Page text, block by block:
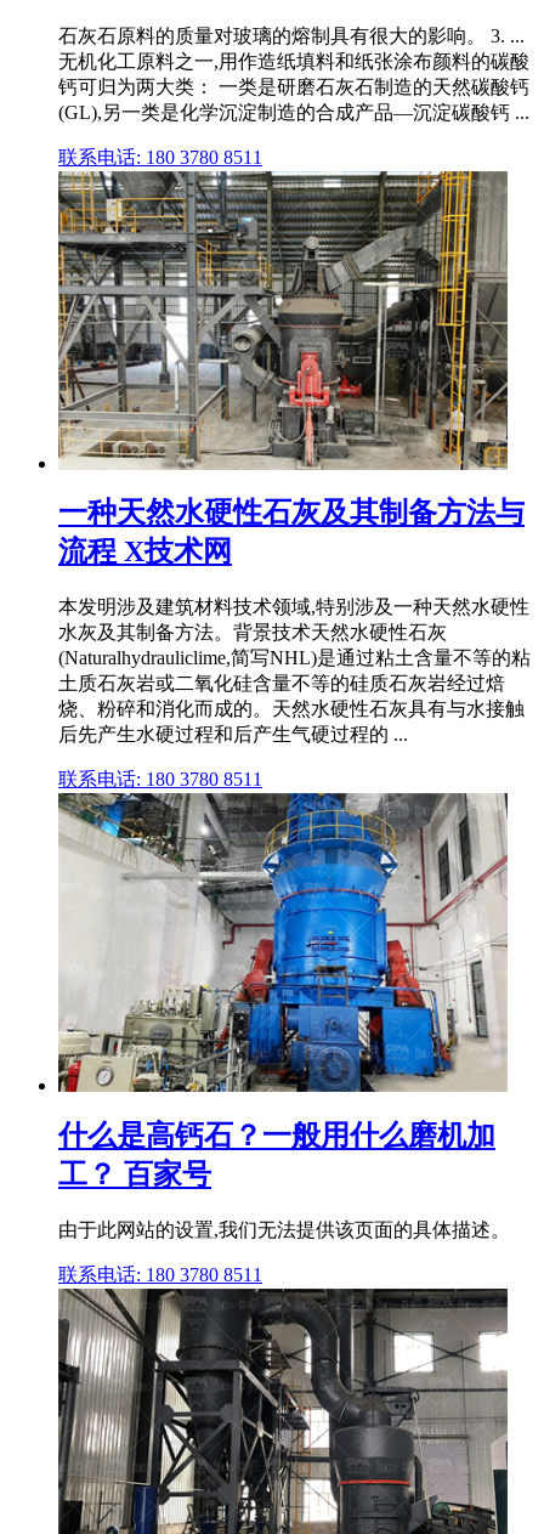
石灰石原料的质量对玻璃的熔制具有很大的影响。 3. ...
无机化工原料之一,用作造纸填料和纸张涂布颜料的碳酸
钙可归为两大类： 一类是研磨石灰石制造的天然碳酸钙
(GL),另一类是化学沉淀制造的合成产品—沉淀碳酸钙 ...
联系电话: 180 3780 8511
一种天然水硬性石灰及其制备方法与
流程 X技术网
本发明涉及建筑材料技术领域,特别涉及一种天然水硬性
水灰及其制备方法。背景技术天然水硬性石灰
(Naturalhydrauliclime,简写NHL)是通过粘土含量不等的粘
土质石灰岩或二氧化硅含量不等的硅质石灰岩经过焙
烧、粉碎和消化而成的。天然水硬性石灰具有与水接触
后先产生水硬过程和后产生气硬过程的 ...
联系电话: 180 3780 8511
什么是高钙石？一般用什么磨机加
工？ 百家号
由于此网站的设置,我们无法提供该页面的具体描述。
联系电话: 180 3780 8511